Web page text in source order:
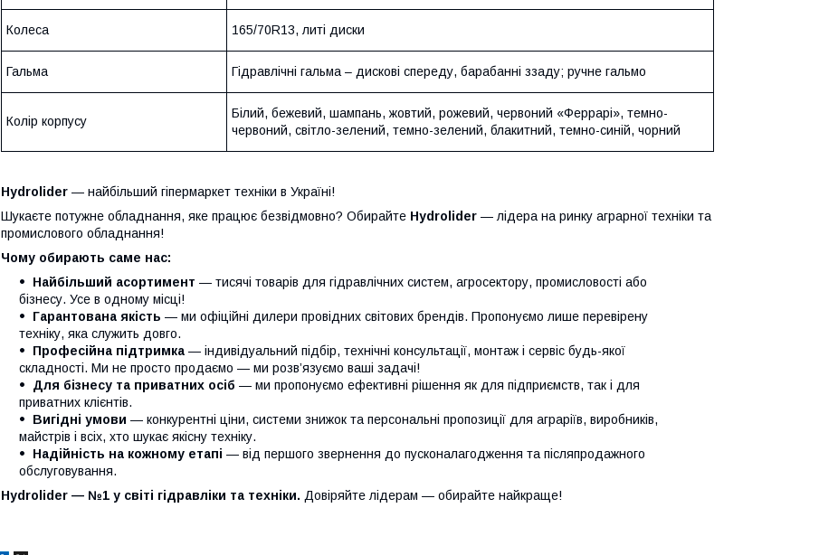
Колеса 165/70R13, литі диски
Гальма Гідравлічні гальма – дискові спереду, барабанні ззаду; ручне гальмо
Колір корпусу
Білий, бежевий, шампань, жовтий, рожевий, червоний «Феррарі», темно-
червоний, світло-зелений, темно-зелений, блакитний, темно-синій, чорний
Hydrolider — найбільший гіпермаркет техніки в Україні!
Шукаєте потужне обладнання, яке працює безвідмовно? Обирайте Hydrolider — лідера на ринку аграрної техніки та
промислового обладнання!
Чому обирають саме нас:
Найбільший асортимент — тисячі товарів для гідравлічних систем, агросектору, промисловості або
бізнесу. Усе в одному місці!
Гарантована якість — ми офіційні дилери провідних світових брендів. Пропонуємо лише перевірену
техніку, яка служить довго.
Професійна підтримка — індивідуальний підбір, технічні консультації, монтаж і сервіс будь-якої
складності. Ми не просто продаємо — ми розв’язуємо ваші задачі!
Для бізнесу та приватних осіб — ми пропонуємо ефективні рішення як для підприємств, так і для
приватних клієнтів.
Вигідні умови — конкурентні ціни, системи знижок та персональні пропозиції для аграріїв, виробників,
майстрів і всіх, хто шукає якісну техніку.
Надійність на кожному етапі — від першого звернення до пусконалагодження та післяпродажного
обслуговування.
Hydrolider — №1 у світі гідравліки та техніки. Довіряйте лідерам — обирайте найкраще!